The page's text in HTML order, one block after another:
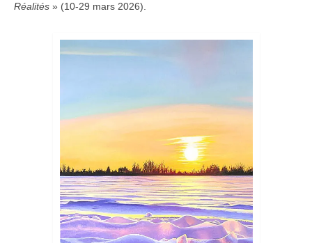
Réalités » (10-29 mars 2026).